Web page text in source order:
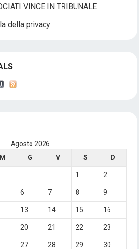
VINCE IN TRIBUNALE
della privacy
Agosto 2026
M G V S D
1 2
6 7 8 9
13 14 15 16
20 21 22 23
27 28 29 30